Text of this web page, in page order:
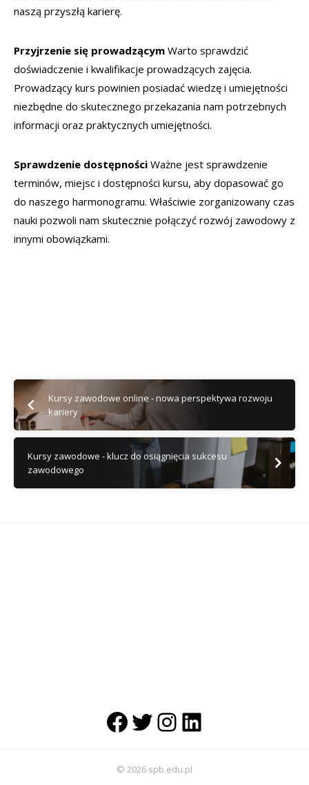
naszą przyszłą karierę.
Przyjrzenie się prowadzącym Warto sprawdzić
doświadczenie i kwalifikacje prowadzących zajęcia.
Prowadzący kurs powinien posiadać wiedzę i umiejętności
niezbędne do skutecznego przekazania nam potrzebnych
informacji oraz praktycznych umiejętności.
Sprawdzenie dostępności Ważne jest sprawdzenie
terminów, miejsc i dostępności kursu, aby dopasować go
do naszego harmonogramu. Właściwie zorganizowany czas
nauki pozwoli nam skutecznie połączyć rozwój zawodowy z
innymi obowiązkami.
Kursy zawodowe online - nowa perspektywa rozwoju
kariery
Kursy zawodowe - klucz do osiągnięcia sukcesu
zawodowego
Facebook
Twitter
Instagram
LinkedIn
© 2026 spb.edu.pl